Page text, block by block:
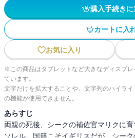
購入手続き
カートに入
お気に入り
※この商品はタブレットなど大きなディスプ
ています。
文字だけを拡大することや、文字列のハイラ
の機能が使用できません。
あらすじ
両親の死後、シークの補佐官マリクに
ソレル。国籍こそイギリスだが、シー